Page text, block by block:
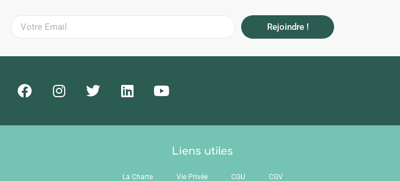
Rejoindre !
Liens utiles
La Charte Vie Privée CGU CGV